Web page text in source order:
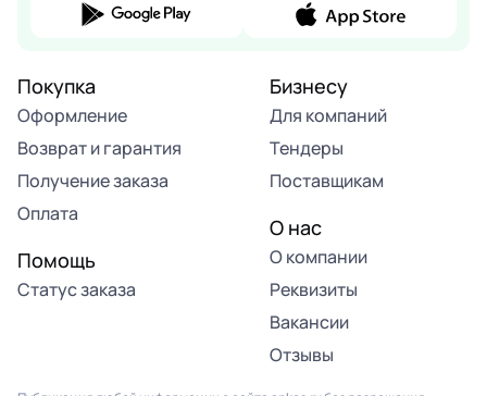
Покупка
Оформление
Возврат и гарантия
Получение заказа
Оплата
Помощь
Статус заказа
Бизнесу
Для компаний
Тендеры
Поставщикам
О нас
О компании
Реквизиты
Вакансии
Отзывы